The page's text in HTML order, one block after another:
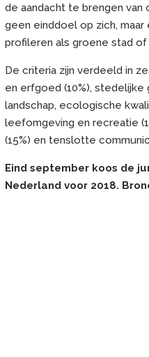
de aandacht te brengen
geen einddoel op zich,
profileren als groene stad of
De criteria zijn verdeeld in
en erfgoed (10%),
landschap, ecologische
leefomgeving en recreatie
(15%) en tenslotte
Eind september koos de
Nederland voor 2018.